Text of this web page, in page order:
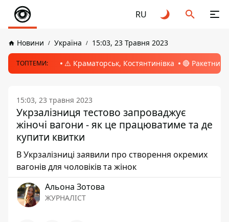
RU
Новини Україна 15:03, 23 Травня 2023
ТОПТЕМИ: ⚠️ Краматорськ, Костянтинівка 🔴 Ракетний
15:03, 23 травня 2023
Укрзалізниця тестово запроваджує
жіночі вагони - як це працюватиме та де
купити квитки
В Укрзалізниці заявили про створення окремих
вагонів для чоловіків та жінок
Альона Зотова
ЖУРНАЛІСТ